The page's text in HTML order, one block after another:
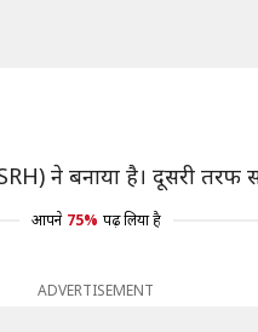
ने बनाया है। दूसरी
आपने 75% पढ़ लिया है
ADVERTISEMENT